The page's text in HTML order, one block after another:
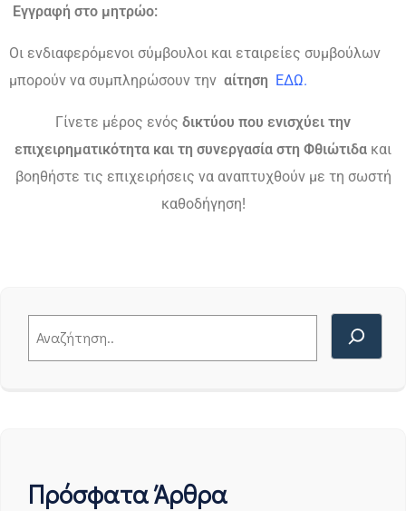
Εγγραφή στο μητρώο:
Οι ενδιαφερόμενοι σύμβουλοι και εταιρείες συμβούλων
μπορούν να συμπληρώσουν την αίτηση ΕΔΩ.
Γίνετε μέρος ενός δικτύου που ενισχύει την
επιχειρηματικότητα και τη συνεργασία στη Φθιώτιδα και
βοηθήστε τις επιχειρήσεις να αναπτυχθούν με τη σωστή
καθοδήγηση!
Πρόσφατα Άρθρα